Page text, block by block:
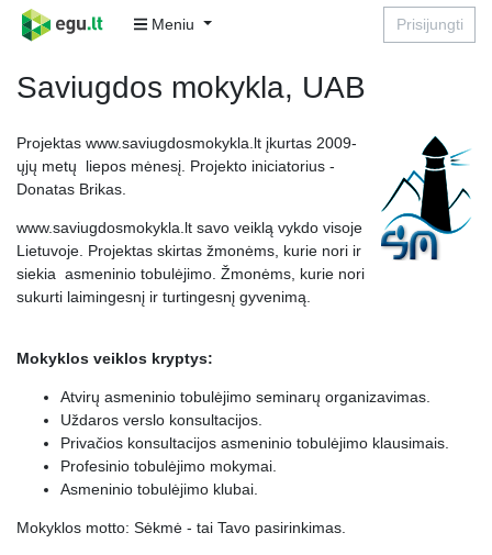
Meniu Prisijungti
Saviugdos mokykla, UAB
Projektas www.saviugdosmokykla.lt įkurtas 2009-
ųjų metų liepos mėnesį. Projekto iniciatorius -
Donatas Brikas.
www.saviugdosmokykla.lt savo veiklą vykdo visoje
Lietuvoje. Projektas skirtas žmonėms, kurie nori ir
siekia asmeninio tobulėjimo. Žmonėms, kurie nori
sukurti laimingesnį ir turtingesnį gyvenimą.
Mokyklos veiklos kryptys:
Atvirų asmeninio tobulėjimo seminarų organizavimas.
Uždaros verslo konsultacijos.
Privačios konsultacijos asmeninio tobulėjimo klausimais.
Profesinio tobulėjimo mokymai.
Asmeninio tobulėjimo klubai.
Mokyklos motto: Sėkmė - tai Tavo pasirinkimas.